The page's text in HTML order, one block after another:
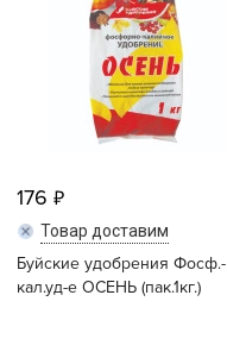
176
Товар доставим
Буйские удобрения Фосф.-
кал.уд-е ОСЕНЬ (пак.1кг.)